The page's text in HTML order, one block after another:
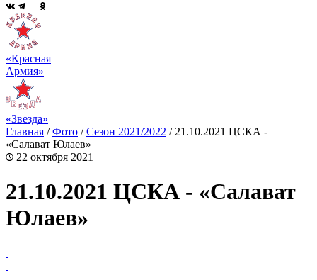
«Красная
Армия»
«Звезда»
Главная /Фото /Сезон 2021/2022 / 21.10.2021 ЦСКА -
«Салават Юлаев»
22 октября 2021
21.10.2021 ЦСКА - «Салават
Юлаев»